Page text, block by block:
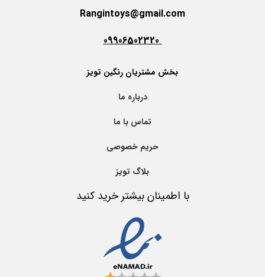
Rangintoys@gmail.com
09906502320
بخش مشتریان رنگین تویز
درباره ما
تماس با ما
حریم خصوصی
بلاگ تویز
با اطمینان بیشتر خرید کنید